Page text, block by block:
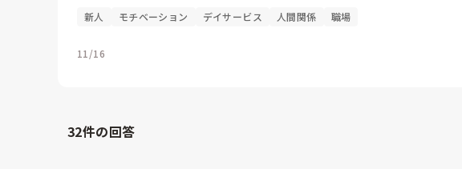
新人 モチベーション デイサービス 人間関係 職場
11/16
32件の回答